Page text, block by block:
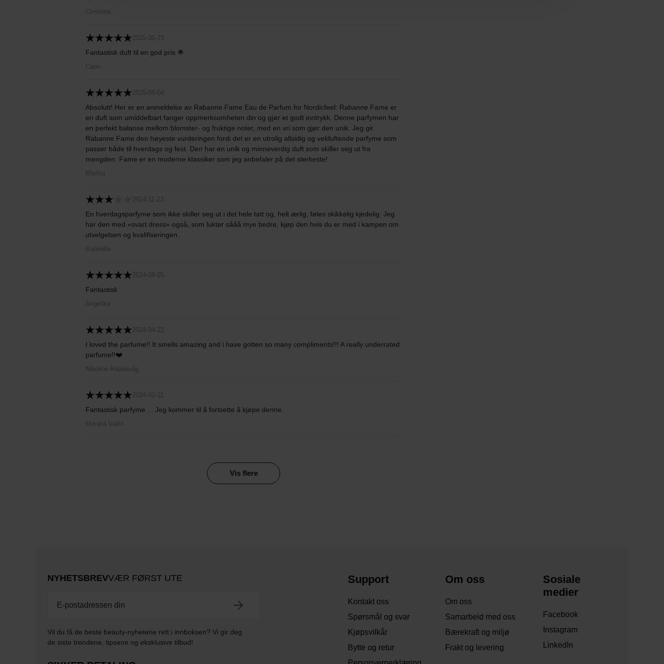
Christina
2025-05-23
Fantastisk duft til en god pris 🌟
Carin
2025-05-04
Absolutt! Her er en anmeldelse av Rabanne Fame Eau de Parfum for Nordicfeel: Rabanne Fame er
en duft som umiddelbart fanger oppmerksomheten din og gjør et godt inntrykk. Denne parfymen har
en perfekt balanse mellom blomster- og fruktige noter, med en vri som gjør den unik. Jeg gir
Rabanne Fame den høyeste vurderingen fordi det er en utrolig allsidig og velduftende parfyme som
passer både til hverdags og fest. Den har en unik og minneverdig duft som skiller seg ut fra
mengden. Fame er en moderne klassiker som jeg anbefaler på det sterkeste!
Märtha
2024-11-23
En hverdagsparfyme som ikke skiller seg ut i det hele tatt og, helt ærlig, føles skikkelig kjedelig. Jeg
har den med «svart dress» også, som lukter sååå mye bedre, kjøp den hvis du er med i kampen om
utvelgelsen og kvalifiseringen.
Gabriella
2024-08-05
Fantastisk
Angelika
2024-04-22
I loved the parfume!! It smells amazing and i have gotten so many compliments!!! A really underrated
parfume!!❤️
Nikoline Rabbevåg
2024-02-11
Fantastisk parfyme ... Jeg kommer til å fortsette å kjøpe denne.
Monika Vallin
Vis flere
NYHETSBREVVÆR FØRST UTE
Vil du få de beste beauty-nyhetene rett i innboksen? Vi gir deg
de siste trendene, tipsene og eksklusive tilbud!
Support
Kontakt oss
Spørsmål og svar
Kjøpsvilkår
Bytte og retur
Om oss
Om oss
Samarbeid med oss
Bærekraft og miljø
Frakt og levering
Sosiale
medier
Facebook
Instagram
LinkedIn